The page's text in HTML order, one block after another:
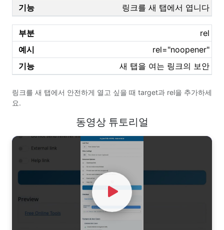
링크를 새 탭에서 엽니다
rel
rel="noopener"
새 탭을 여는 링크의 보안
링크를 새 탭에서 안전하게 열고 싶을 때 target과 rel을 추가하세
요.
동영상 튜토리얼
Watch Video